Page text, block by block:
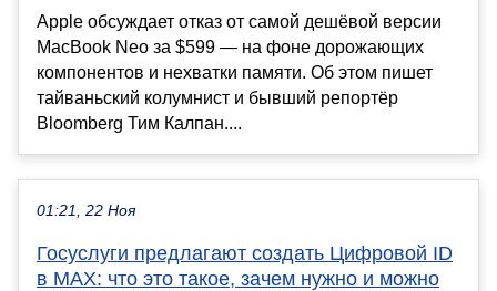
Apple обсуждает отказ от самой дешёвой версии
MacBook Neo за $599 — на фоне дорожающих
компонентов и нехватки памяти. Об этом пишет
тайваньский колумнист и бывший репортёр
Bloomberg Тим Калпан....
01:21, 22 Ноя
Госуслуги предлагают создать Цифровой ID
в MAX: что это такое, зачем нужно и можно